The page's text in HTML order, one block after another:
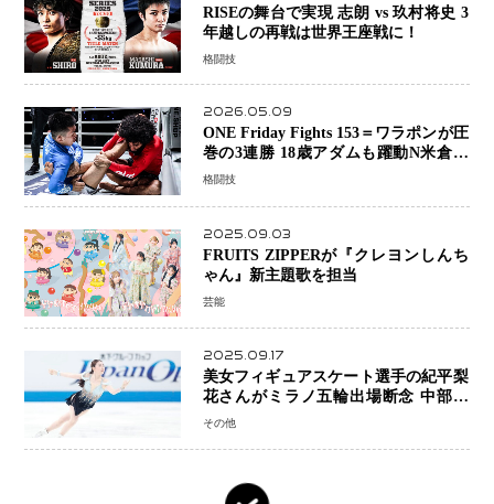
RISEの舞台で実現 志朗 vs 玖村将史 3
年越しの再戦は世界王座戦に！
格闘技
2026.05.09
ONE Friday Fights 153＝ワラポンが圧
巻の3連勝 18歳アダムも躍動N米倉大
貴選手は悲願のONE初勝利
格闘技
2025.09.03
FRUITS ZIPPERが『クレヨンしんち
ゃん』新主題歌を担当
芸能
2025.09.17
美女フィギュアスケート選手の紀平梨
花さんがミラノ五輪出場断念 中部選
手権欠場を発表「安全最優先の判断」
その他